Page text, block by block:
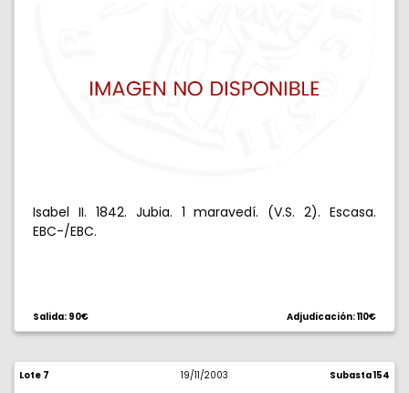
Isabel II. 1842. Jubia. 1 maravedí. (V.S. 2). Escasa.
EBC-/EBC.
Salida: 90€ Adjudicación: 110€
Lote 7 19/11/2003 Subasta 154